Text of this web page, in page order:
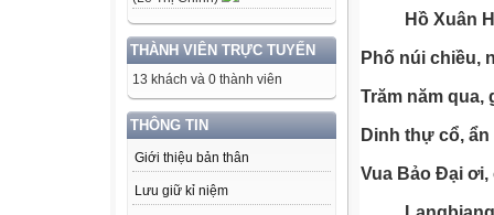
THÀNH VIÊN TRỰC TUYẾN
13 khách và 0 thành viên
THÔNG TIN
Giới thiệu bản thân
Lưu giữ kỉ niệm
Hồ Xuân
Phố núi chiều,
Trăm năm
Dinh thự cổ,
Vua Bảo Đại